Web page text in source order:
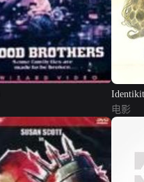
Identikit
电影